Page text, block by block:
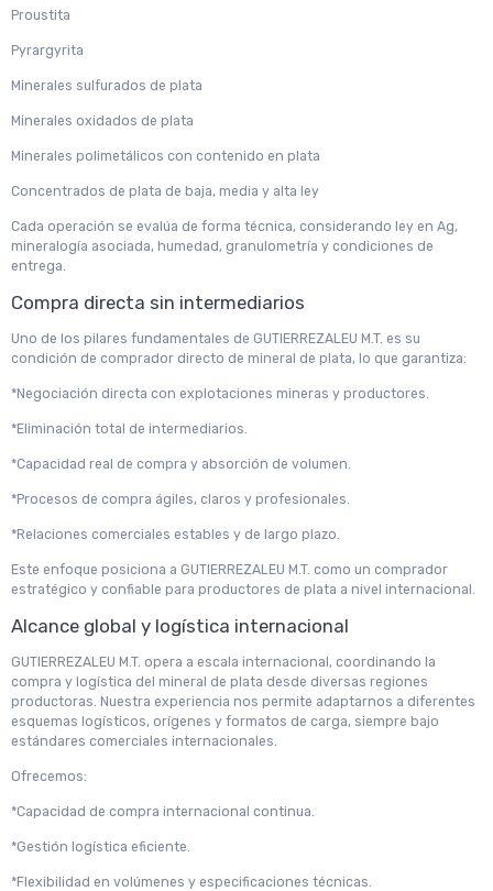
Proustita
Pyrargyrita
Minerales sulfurados de plata
Minerales oxidados de plata
Minerales polimetálicos con contenido en plata
Concentrados de plata de baja, media y alta ley
Cada operación se evalúa de forma técnica, considerando ley en Ag,
mineralogía asociada, humedad, granulometría y condiciones de
entrega.
Compra directa sin intermediarios
Uno de los pilares fundamentales de GUTIERREZALEU M.T. es su
condición de comprador directo de mineral de plata, lo que garantiza:
*Negociación directa con explotaciones mineras y productores.
*Eliminación total de intermediarios.
*Capacidad real de compra y absorción de volumen.
*Procesos de compra ágiles, claros y profesionales.
*Relaciones comerciales estables y de largo plazo.
Este enfoque posiciona a GUTIERREZALEU M.T. como un comprador
estratégico y confiable para productores de plata a nivel internacional.
Alcance global y logística internacional
GUTIERREZALEU M.T. opera a escala internacional, coordinando la
compra y logística del mineral de plata desde diversas regiones
productoras. Nuestra experiencia nos permite adaptarnos a diferentes
esquemas logísticos, orígenes y formatos de carga, siempre bajo
estándares comerciales internacionales.
Ofrecemos:
*Capacidad de compra internacional continua.
*Gestión logística eficiente.
*Flexibilidad en volúmenes y especificaciones técnicas.